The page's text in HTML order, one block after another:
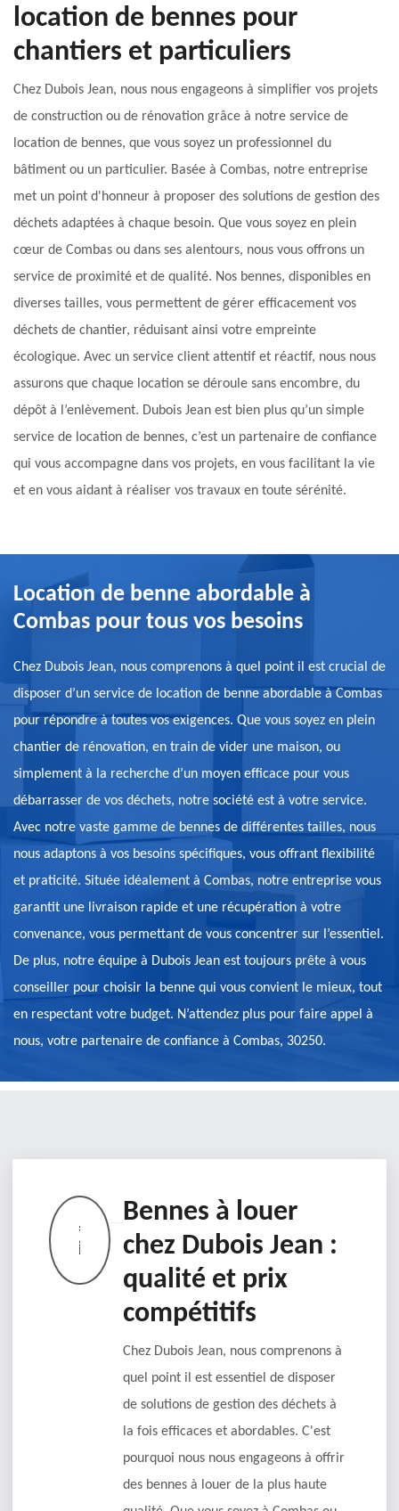
location de bennes pour
chantiers et particuliers
Chez Dubois Jean, nous nous engageons à simplifier vos projets
de construction ou de rénovation grâce à notre service de
location de bennes, que vous soyez un professionnel du
bâtiment ou un particulier. Basée à Combas, notre entreprise
met un point d'honneur à proposer des solutions de gestion des
déchets adaptées à chaque besoin. Que vous soyez en plein
cœur de Combas ou dans ses alentours, nous vous offrons un
service de proximité et de qualité. Nos bennes, disponibles en
diverses tailles, vous permettent de gérer efficacement vos
déchets de chantier, réduisant ainsi votre empreinte
écologique. Avec un service client attentif et réactif, nous nous
assurons que chaque location se déroule sans encombre, du
dépôt à l’enlèvement. Dubois Jean est bien plus qu’un simple
service de location de bennes, c’est un partenaire de confiance
qui vous accompagne dans vos projets, en vous facilitant la vie
et en vous aidant à réaliser vos travaux en toute sérénité.
Location de benne abordable à
Combas pour tous vos besoins
Chez Dubois Jean, nous comprenons à quel point il est crucial de
disposer d’un service de location de benne abordable à Combas
pour répondre à toutes vos exigences. Que vous soyez en plein
chantier de rénovation, en train de vider une maison, ou
simplement à la recherche d’un moyen efficace pour vous
débarrasser de vos déchets, notre société est à votre service.
Avec notre vaste gamme de bennes de différentes tailles, nous
nous adaptons à vos besoins spécifiques, vous offrant flexibilité
et praticité. Située idéalement à Combas, notre entreprise vous
garantit une livraison rapide et une récupération à votre
convenance, vous permettant de vous concentrer sur l’essentiel.
De plus, notre équipe à Dubois Jean est toujours prête à vous
conseiller pour choisir la benne qui vous convient le mieux, tout
en respectant votre budget. N’attendez plus pour faire appel à
nous, votre partenaire de confiance à Combas, 30250.
Bennes à louer
chez Dubois Jean :
qualité et prix
compétitifs
Chez Dubois Jean, nous comprenons à
quel point il est essentiel de disposer
de solutions de gestion des déchets à
la fois efficaces et abordables. C'est
pourquoi nous nous engageons à offrir
des bennes à louer de la plus haute